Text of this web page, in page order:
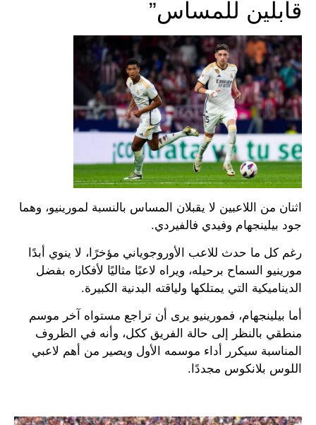
قابلين للمساس”
اثنان من اللاعبين لا يقبلان المساس بالنسبة لمورينيو، وهما
جود بيلينجهام وفيدي فالفيردي.
رغم كل ما حدث للاعب الأوروجوياني مؤخرًا، لا ينوي أبدًا
مورينيو السماح برحيله، ويراه لاعبًا مثاليًا لأفكاره بفضل
الديناميكية التي يمتلكها ولياقته البدنية الكبيرة.
أما بيلينجهام، فمورينيو يرى أن تراجع مستواه آخر موسم
منطقي بالنظر إلى حالة الفريق ككل، وأنه في الظروف
المناسبة سيكرر أداء موسمه الأول ويصير من أهم لاعبي
اللوس بلانكوس مجددًا.